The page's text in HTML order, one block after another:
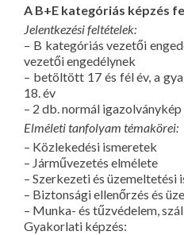
A B+E kategóriás képzés
Jelentkezési feltételek:
– B kategóriás vezetői
vezetői engedélynek
– betöltött 17 és fél év, a
18. év
– 2 db. normál igazolványkép
Elméleti tanfolyam témakörei:
– Közlekedési ismeretek
– Járművezetés elmélete
– Szerkezeti és üzemeltetési
– Biztonsági ellenőrzés és
– Munka- és tűzvédelem,
Gyakorlati képzés: